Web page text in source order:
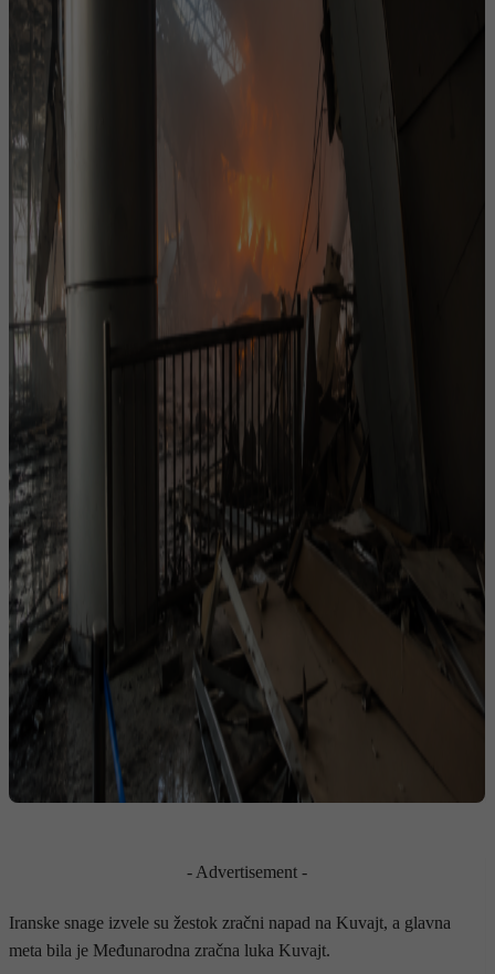
- Advertisement -
Iranske snage izvele su žestok zračni napad na Kuvajt, a glavna
meta bila je Međunarodna zračna luka Kuvajt.